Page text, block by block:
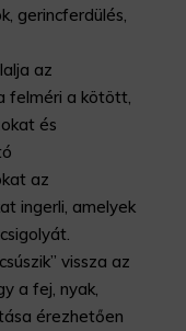
gerincferdülés,
az
felméri a kötött,
és
az
ingerli, amelyek
vissza az
a fej, nyak,
érezhetően